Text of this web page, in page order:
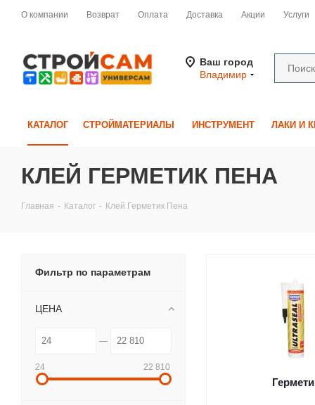
О компании Возврат Оплата Доставка Акции Услуги
Ваш город
Владимир
КАТАЛОГ СТРОЙМАТЕРИАЛЫ ИНСТРУМЕНТ ЛАКИ И
КЛЕЙ ГЕРМЕТИК ПЕНА
Главная - Каталог - Клей Герметик Пена
Фильтр по параметрам
ЦЕНА
24 22 810